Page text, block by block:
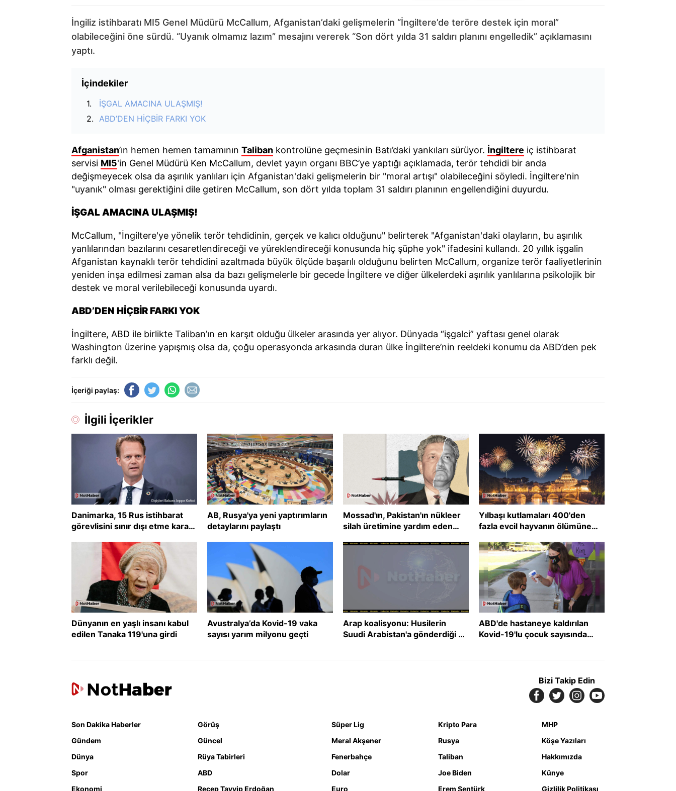
İngiliz istihbaratı MI5 Genel Müdürü McCallum, Afganistan’daki gelişmelerin “İngiltere’de teröre destek için moral”
olabileceğini öne sürdü. “Uyanık olmamız lazım” mesajını vererek “Son dört yılda 31 saldırı planını engelledik” açıklamasını
yaptı.
İçindekiler
İŞGAL AMACINA ULAŞMIŞ!
ABD’DEN HİÇBİR FARKI YOK
Afganistan’ın hemen hemen tamamının Taliban kontrolüne geçmesinin Batı’daki yankıları sürüyor. İngiltere iç istihbarat
servisi MI5'in Genel Müdürü Ken McCallum, devlet yayın organı BBC’ye yaptığı açıklamada, terör tehdidi bir anda
değişmeyecek olsa da aşırılık yanlıları için Afganistan'daki gelişmelerin bir "moral artışı" olabileceğini söyledi. İngiltere'nin
"uyanık" olması gerektiğini dile getiren McCallum, son dört yılda toplam 31 saldırı planının engellendiğini duyurdu.
İŞGAL AMACINA ULAŞMIŞ!
McCallum, "İngiltere'ye yönelik terör tehdidinin, gerçek ve kalıcı olduğunu" belirterek "Afganistan'daki olayların, bu aşırılık
yanlılarından bazılarını cesaretlendireceği ve yüreklendireceği konusunda hiç şüphe yok" ifadesini kullandı. 20 yıllık işgalin
Afganistan kaynaklı terör tehdidini azaltmada büyük ölçüde başarılı olduğunu belirten McCallum, organize terör faaliyetlerinin
yeniden inşa edilmesi zaman alsa da bazı gelişmelerle bir gecede İngiltere ve diğer ülkelerdeki aşırılık yanlılarına psikolojik bir
destek ve moral verilebileceği konusunda uyardı.
ABD’DEN HİÇBİR FARKI YOK
İngiltere, ABD ile birlikte Taliban’ın en karşıt olduğu ülkeler arasında yer alıyor. Dünyada “işgalci” yaftası genel olarak
Washington üzerine yapışmış olsa da, çoğu operasyonda arkasında duran ülke İngiltere’nin reeldeki konumu da ABD’den pek
farklı değil.
İçeriği paylaş:
İlgili İçerikler
Danimarka, 15 Rus istihbarat
görevlisini sınır dışı etme kararı
AB, Rusya'ya yeni yaptırımların
detaylarını paylaştı
Mossad'ın, Pakistan'ın nükleer
silah üretimine yardım eden
edildi
Yılbaşı kutlamaları 400'den
fazla evcil hayvanın ölümüne
Dünyanın en yaşlı insanı kabul
edilen Tanaka 119'una girdi
Avustralya’da Kovid-19 vaka
sayısı yarım milyonu geçti
Arap koalisyonu: Husilerin
Suudi Arabistan'a gönderdiği 3
ABD'de hastaneye kaldırılan
Kovid-19'lu çocuk sayısında
Bizi Takip Edin
Son Dakika Haberler
Gündem
Dünya
Spor
Ekonomi
Görüş
Güncel
Rüya Tabirleri
ABD
Recep Tayyip Erdoğan
Süper Lig
Meral Akşener
Fenerbahçe
Dolar
Euro
Kripto Para
Rusya
Taliban
Joe Biden
Erem Şentürk
MHP
Köşe Yazıları
Hakkımızda
Künye
Gizlilik Politikası